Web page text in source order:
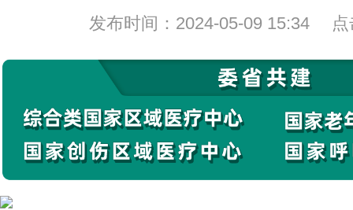
发布时间：2024-05-09 15:34 点